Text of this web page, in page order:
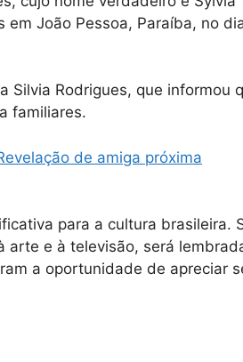
João Pessoa, Paraíba, no
Silvia Rodrigues, que informou
familiares.
de amiga próxima
para a cultura brasileira.
e à televisão, será
a oportunidade de apreciar